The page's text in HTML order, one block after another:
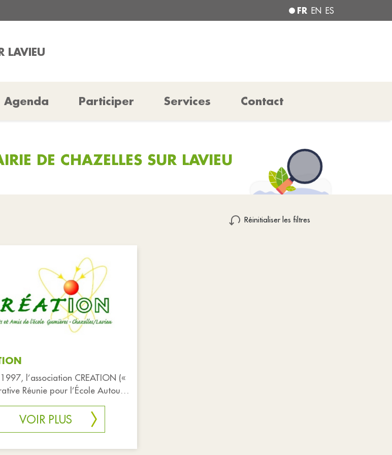
FR EN ES
LAVIEU
Agenda Participer Services Contact
DE CHAZELLES SUR LAVIEU
Réinitialiser les filtres
l’association CREATION («
Réunie pour l’École Autour
d’Innovation et
VOIR PLUS